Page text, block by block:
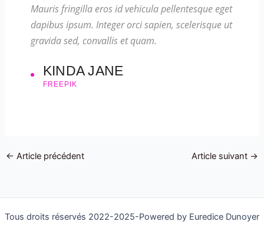
Mauris fringilla eros id vehicula pellentesque eget
dapibus ipsum. Integer orci sapien, scelerisque ut
gravida sed, convallis et quam.
KINDA JANE
FREEPIK
← Article précédent Article suivant →
Tous droits réservés 2022-2025-Powered by Euredice Dunoyer